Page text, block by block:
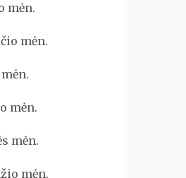
mėn.
mėn.
mėn.
mėn.
mėn.